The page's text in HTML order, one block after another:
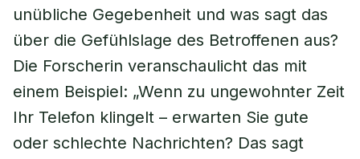
unübliche Gegebenheit und was sagt das
über die Gefühlslage des Betroffenen aus?
Die Forscherin veranschaulicht das mit
einem Beispiel: „Wenn zu ungewohnter Zeit
Ihr Telefon klingelt – erwarten Sie gute
oder schlechte Nachrichten? Das sagt